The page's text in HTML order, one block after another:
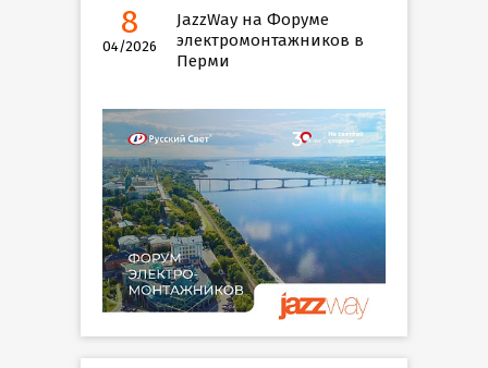
8
04/2026
JazzWay на Форуме
электромонтажников в
Перми